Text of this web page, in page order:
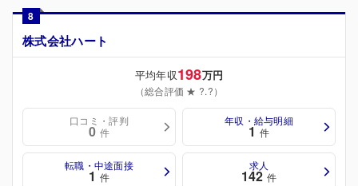
8
株式会社ハート
平均年収198万円
（総合評価 ★ ?.?）
口コミ・評判
0 件
年収・給与明細
1 件
転職・中途面接
1 件
求人
142 件